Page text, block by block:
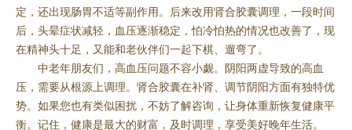
定，还出现肠胃不适等副作用。后来改用肾合胶囊调理，一段时间
后，头晕症状减轻，血压逐渐稳定，怕冷怕热的情况也改善了，现
在精神头十足，又能和老伙伴们一起下棋、遛弯了。
中老年朋友们，高血压问题不容小觑。阴阳两虚导致的高血
压，需要从根源上调理。肾合胶囊在补肾、调节阴阳方面有独特优
势。如果您也有类似困扰，不妨了解咨询，让身体重新恢复健康平
衡。记住，健康是最大的财富，及时调理，享受美好晚年生活。